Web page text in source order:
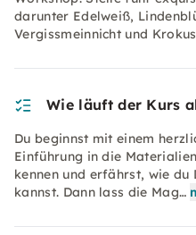
darunter Edelweiß,
Vergissmeinnicht und
Wie läuft der Kurs
Du beginnst mit einem
Einführung in die
kennen und erfährst, wie
kannst. Dann lass die Mag…